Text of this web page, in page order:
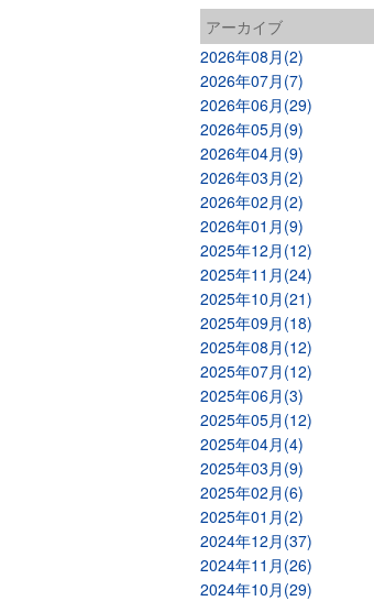
アーカイブ
2026年08月(2)
2026年07月(7)
2026年06月(29)
2026年05月(9)
2026年04月(9)
2026年03月(2)
2026年02月(2)
2026年01月(9)
2025年12月(12)
2025年11月(24)
2025年10月(21)
2025年09月(18)
2025年08月(12)
2025年07月(12)
2025年06月(3)
2025年05月(12)
2025年04月(4)
2025年03月(9)
2025年02月(6)
2025年01月(2)
2024年12月(37)
2024年11月(26)
2024年10月(29)